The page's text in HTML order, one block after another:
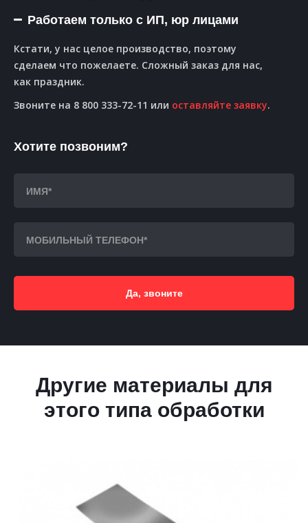
Работаем только с ИП, юр лицами
Кстати, у нас целое производство, поэтому
сделаем что пожелаете. Сложный заказ для нас,
как праздник.
Звоните на 8 800 333-72-11 или оставляйте заявку.
Хотите позвоним?
Да, звоните
Другие материалы для
этого типа обработки